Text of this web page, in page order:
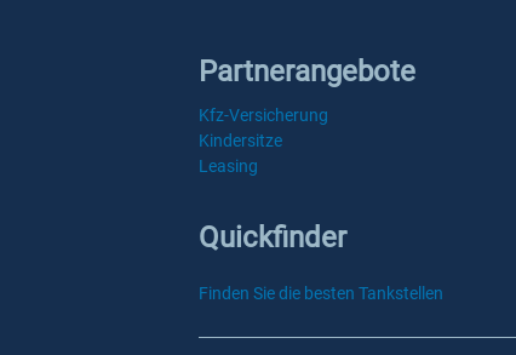
Partnerangebote
Kfz-Versicherung
Kindersitze
Leasing
Quickfinder
Finden Sie die besten Tankstellen